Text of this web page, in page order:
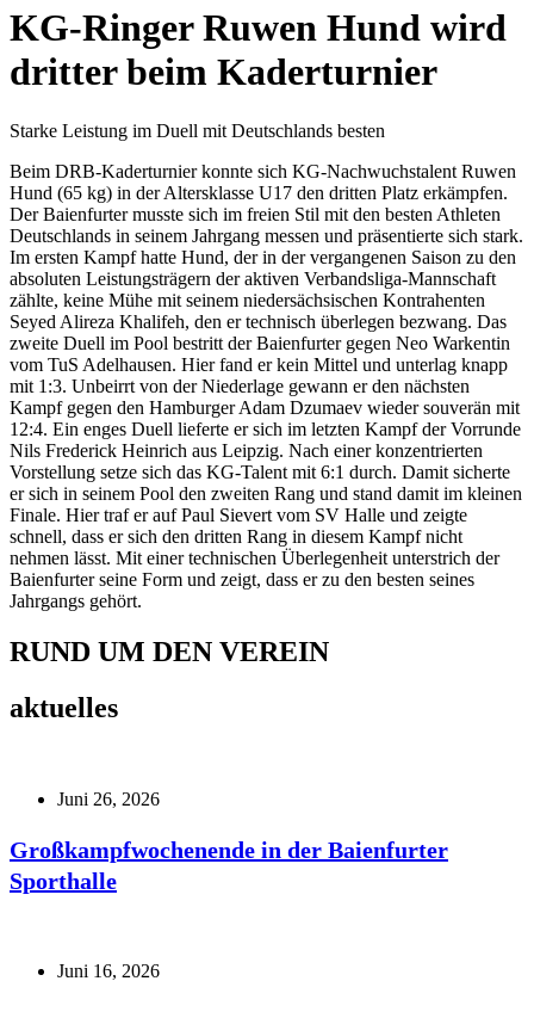
KG-Ringer Ruwen Hund wird
dritter beim Kaderturnier
Starke Leistung im Duell mit Deutschlands besten
Beim DRB-Kaderturnier konnte sich KG-Nachwuchstalent Ruwen
Hund (65 kg) in der Altersklasse U17 den dritten Platz erkämpfen.
Der Baienfurter musste sich im freien Stil mit den besten Athleten
Deutschlands in seinem Jahrgang messen und präsentierte sich stark.
Im ersten Kampf hatte Hund, der in der vergangenen Saison zu den
absoluten Leistungsträgern der aktiven Verbandsliga-Mannschaft
zählte, keine Mühe mit seinem niedersächsischen Kontrahenten
Seyed Alireza Khalifeh, den er technisch überlegen bezwang. Das
zweite Duell im Pool bestritt der Baienfurter gegen Neo Warkentin
vom TuS Adelhausen. Hier fand er kein Mittel und unterlag knapp
mit 1:3. Unbeirrt von der Niederlage gewann er den nächsten
Kampf gegen den Hamburger Adam Dzumaev wieder souverän mit
12:4. Ein enges Duell lieferte er sich im letzten Kampf der Vorrunde
Nils Frederick Heinrich aus Leipzig. Nach einer konzentrierten
Vorstellung setze sich das KG-Talent mit 6:1 durch. Damit sicherte
er sich in seinem Pool den zweiten Rang und stand damit im kleinen
Finale. Hier traf er auf Paul Sievert vom SV Halle und zeigte
schnell, dass er sich den dritten Rang in diesem Kampf nicht
nehmen lässt. Mit einer technischen Überlegenheit unterstrich der
Baienfurter seine Form und zeigt, dass er zu den besten seines
Jahrgangs gehört.
RUND UM DEN VEREIN
aktuelles
Juni 26, 2026
Großkampfwochenende in der Baienfurter
Sporthalle
Juni 16, 2026